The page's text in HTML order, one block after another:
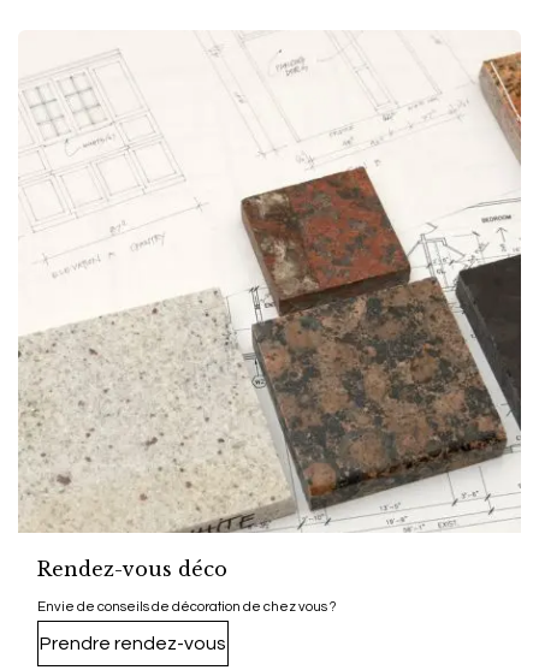
Rendez-vous déco
Envie de conseils de décoration de chez vous ?​
Prendre rendez-vous